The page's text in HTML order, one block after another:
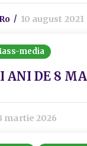
10 august 2021
media
ANI DE 8
martie 2026